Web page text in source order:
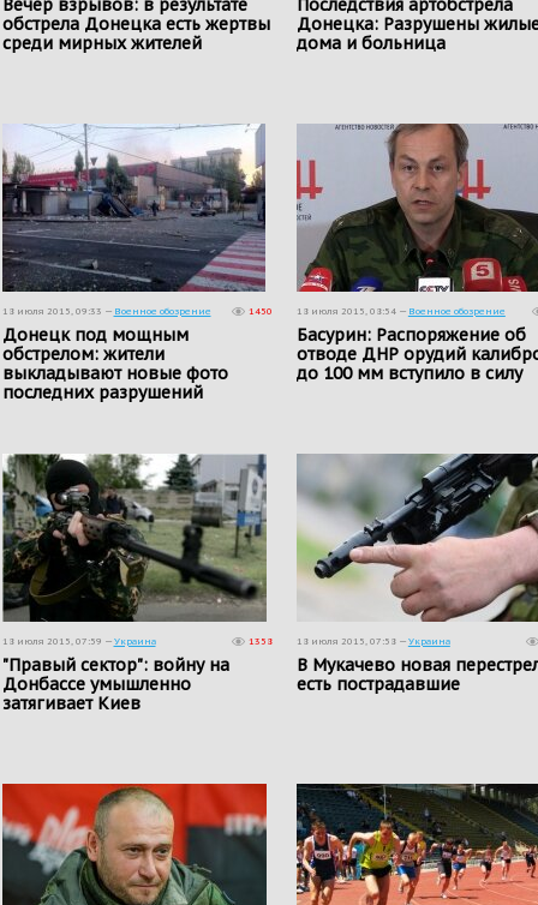
Вечер взрывов: в результате
обстрела Донецка есть жертвы
среди мирных жителей
Последствия артобстрела
Донецка: Разрушены
дома и больница
18 июля 2015, 09:33 — Военное обозрение 1450
Донецк под мощным
обстрелом: жители
выкладывают новые фото
последних разрушений
18 июля 2015, 08:54 — Военное обозрение
Басурин: Распоряжение об
отводе ДНР орудий
до 100 мм вступило в силу
18 июля 2015, 07:59 — Украина 1358
"Правый сектор": войну на
Донбассе умышленно
затягивает Киев
18 июля 2015, 07:58 — Украина
В Мукачево новая
есть пострадавшие